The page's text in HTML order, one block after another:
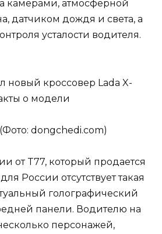
камерами, атмосферной
датчиком дождя и света, а
усталости водителя.
dongchedi.com)
от T77, который продается
России отсутствует такая
голографический
панели. Водителю на
персонажей,